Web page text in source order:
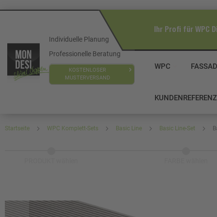
Ihr Profi für WPC
WPC
Individuelle Planung
Professionelle Beratung
KOSTENLOSER
MUSTERVERSAND
Startseite WPC Komplett-Sets Basic Line Basic Line-Set
Zum
Ende